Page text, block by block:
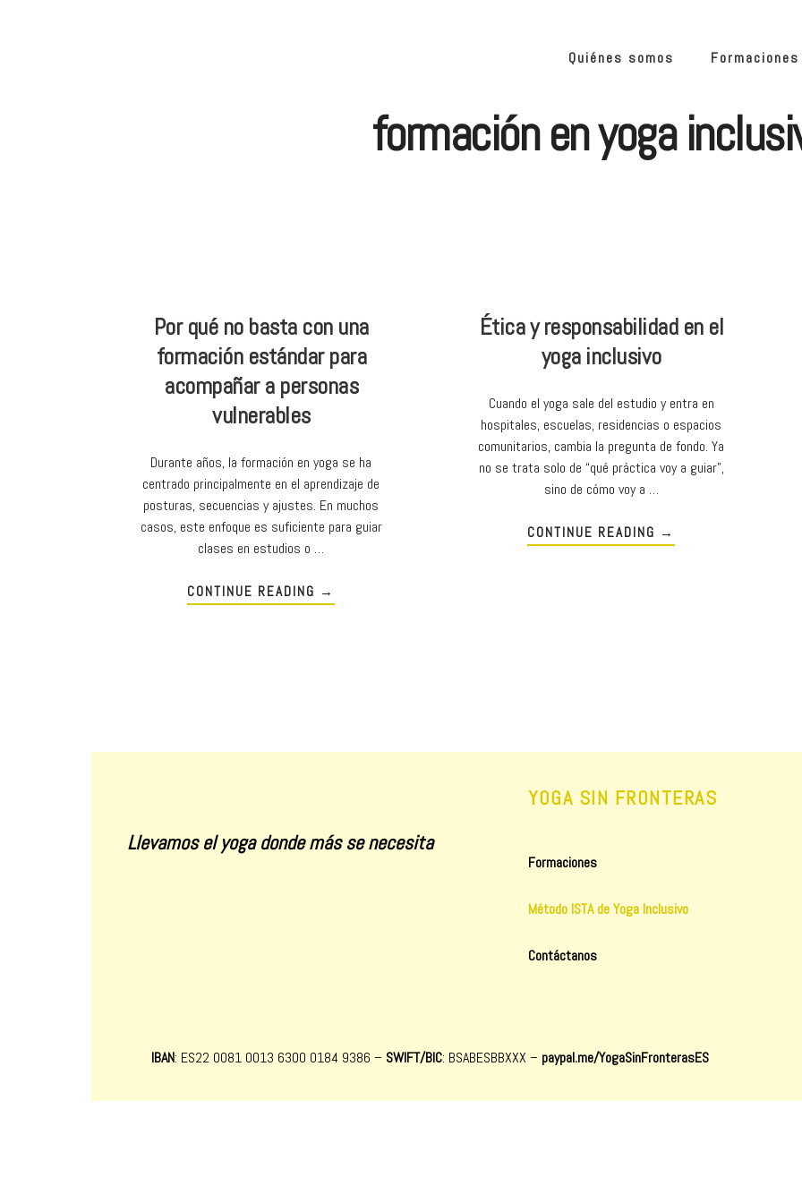
Quiénes somos
formación en yoga
Por qué no basta con una
formación estándar para
acompañar a personas
vulnerables
Durante años, la formación en yoga se ha
centrado principalmente en el aprendizaje de
posturas, secuencias y ajustes. En muchos
casos, este enfoque es suficiente para guiar
clases en estudios o …
CONTINUE READING →
Ética y responsabilidad en el
yoga inclusivo
Cuando el yoga sale del estudio y entra en
hospitales, escuelas, residencias o espacios
comunitarios, cambia la pregunta de fondo. Ya
no se trata solo de “qué práctica voy a guiar”,
sino de cómo voy a …
CONTINUE READING →
Llevamos el yoga donde más se necesita
YOGA SIN FRONTERAS
Formaciones
Método ISTA de Yoga Inclusivo
Contáctanos
IBAN: ES22 0081 0013 6300 0184 9386 – SWIFT/BIC: BSABESBBXXX – paypal.me/YogaSinFronterasES